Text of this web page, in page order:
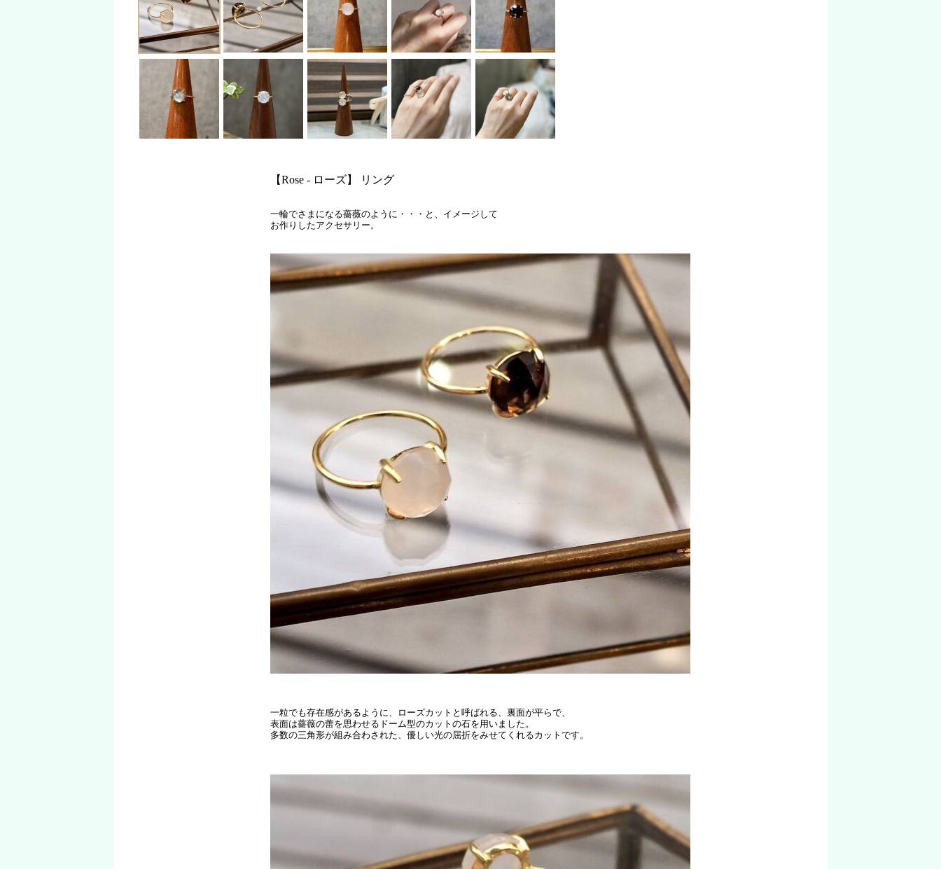
【Rose - ローズ】 リング
一輪でさまになる薔薇のように・・・と、イメージして
お作りしたアクセサリー。
一粒でも存在感があるように、ローズカットと呼ばれる、裏面が平らで、
表面は薔薇の蕾を思わせるドーム型のカットの石を用いました。
多数の三角形が組み合わされた、優しい光の屈折をみせてくれるカットです。